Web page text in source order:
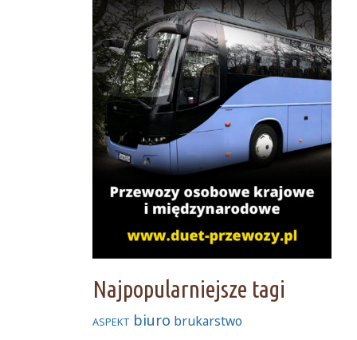
Najpopularniejsze tagi
ASPEKT biuro brukarstwo